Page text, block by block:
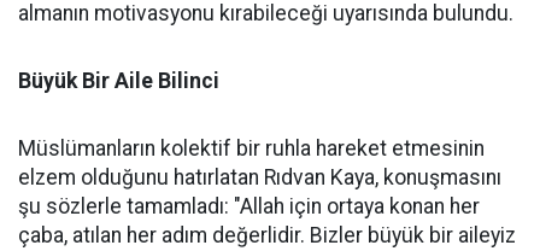
almanın motivasyonu kırabileceği uyarısında bulundu.
Büyük Bir Aile Bilinci
Müslümanların kolektif bir ruhla hareket etmesinin
elzem olduğunu hatırlatan Rıdvan Kaya, konuşmasını
şu sözlerle tamamladı: "Allah için ortaya konan her
çaba, atılan her adım değerlidir. Bizler büyük bir aileyiz